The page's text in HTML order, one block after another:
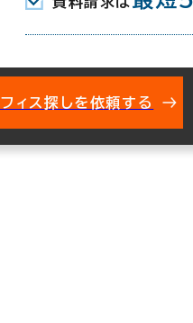
ィス探しを依頼する